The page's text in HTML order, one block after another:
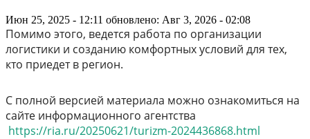
Июн 25, 2025 - 12:11 обновлено: Авг 3, 2026 - 02:08
Помимо этого, ведется работа по организации
логистики и созданию комфортных условий для тех,
кто приедет в регион.
С полной версией материала можно ознакомиться на
сайте информационного агентства
https://ria.ru/20250621/turizm-2024436868.html